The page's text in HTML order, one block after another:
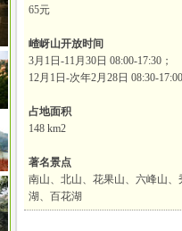
65元
嵖岈山开放时间
3月1日-11月30日 08:00-17:30；
12月1日-次年2月28日 08:30-17:00
占地面积
148 km2
著名景点
南山、北山、花果山、六峰山、
湖、百花湖